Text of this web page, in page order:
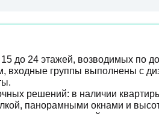
до 24 этажей, возводимых по
входные группы выполнены с
решений: в наличии
панорамными окнами и